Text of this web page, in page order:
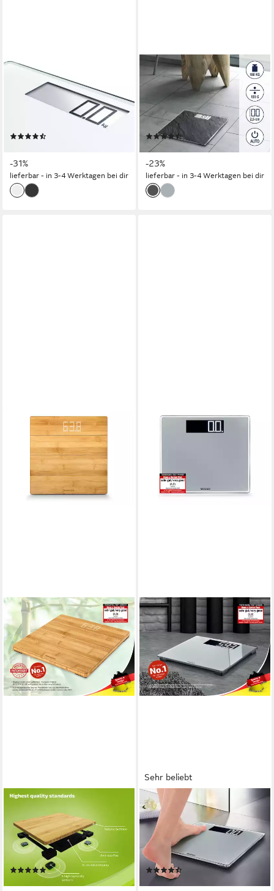
SOEHNLE
Personenwaage Style Sense
Comfort 100, 1-tlg., LCD-
Anzeige, flaches Design, bis
180kg, kg/lb/st, inkl. Batterien
-31%
lieferbar - in 3-4 Werktagen bei dir
SOEHNLE
Personenwaage Style Sense
Compact 300 Slate, 1-tlg.,
LCD-Anzeige, flaches Design,
bis 180kg, kg/lb/st, inkl.
Batterien (103)
ab 19,99 € UVP25,99 €
-23%
lieferbar - in 3-4 Werktagen bei dir
SOEHNLE
Personenwaage Style Sense
Bamboo Magic, 1-tlg., LED-
Anzeige, bis 180kg, große
Trittfläche aus Bambus, inkl.
Batterien (5)
ab 36,99 € UVP 56,99 €
Sehr beliebt
SOEHNLE
Personenwaage Style Sense
Comfort 600, 1-tlg., LCD-
Anzeige, flaches Design, bis
200kg, große Trittfläche,
kg/lb/st
ab 31,99 €